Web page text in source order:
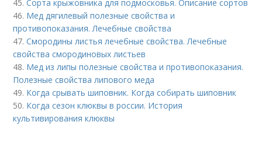
45.Сорта крыжовника для подмосковья. Описание сортов
46. Мед дягилевый полезные свойства и
противопоказания. Лечебные свойства
47.Смородины листья лечебные свойства. Лечебные
свойства смородиновых листьев
48. Мед из липы полезные свойства и противопоказания.
Полезные свойства липового меда
49. Когда срывать шиповник. Когда собирать шиповник
50. Когда сезон клюквы в россии. История
культивирования клюквы